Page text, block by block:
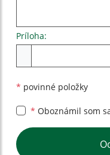
Príloha:
* povinné položky
* Oboznámil som
Google reCaptcha